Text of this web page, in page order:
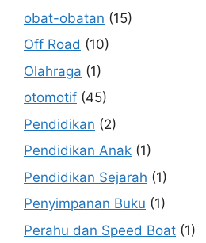
obat-obatan (15)
Off Road (10)
Olahraga (1)
otomotif (45)
Pendidikan (2)
Pendidikan Anak (1)
Pendidikan Sejarah (1)
Penyimpanan Buku (1)
Perahu dan Speed Boat (1)